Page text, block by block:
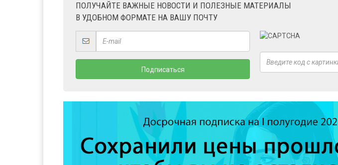
ПОЛУЧАЙТЕ ВАЖНЫЕ НОВОСТИ И ПОЛЕЗНЫЕ МАТЕРИАЛЫ
В УДОБНОМ ФОРМАТЕ НА ВАШУ ПОЧТУ